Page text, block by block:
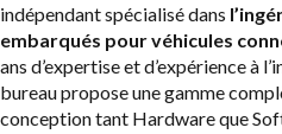
indépendant spécialisé dans
embarqués pour véhicules
ans d’expertise et d’expérience à
bureau propose une gamme
conception tant Hardware que